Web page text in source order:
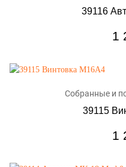
39116
1
Собранные и
39115
1